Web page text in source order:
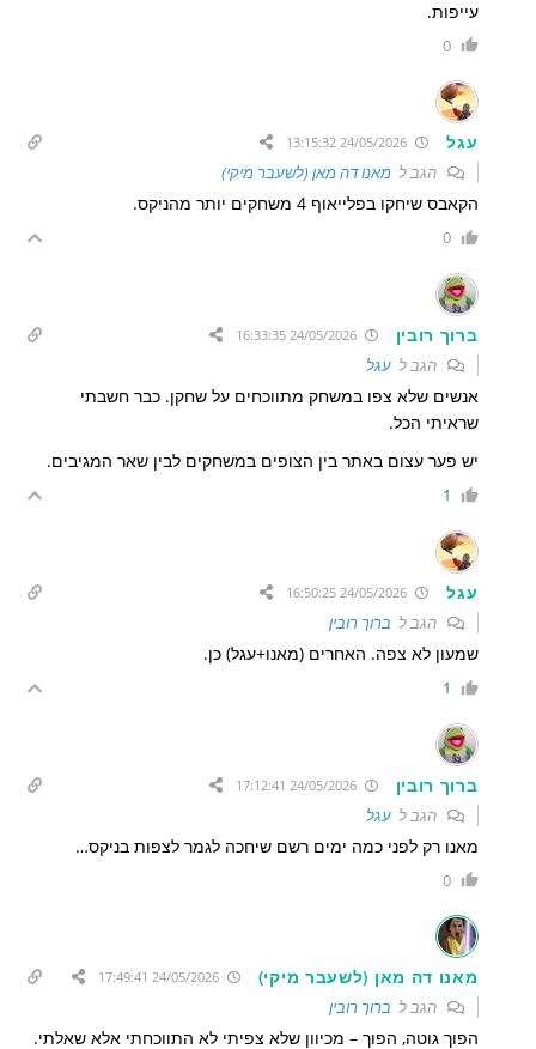
עייפות.
0
עגל
הגב למאנו דה מאן (לשעבר מיקי)
הקאבס שיחקו בפלייאוף 4 משחקים יותר מהניקס.
0
ברוך רובין 24/05/2026 16:33:35
הגב לעגל
אנשים שלא צפו במשחק מתווכחים על שחקן. כבר חשבתי
שראיתי הכל.
יש פער עצום באתר בין הצופים במשחקים לבין שאר המגיבים.
1
עגל
הגב ל ברוך רובין
שמעון לא צפה. האחרים (מאנו+עגל) כן.
1
ברוך רובין 24/05/2026 17:12:41
הגב לעגל
מאנו רק לפני כמה ימים רשם שיחכה לגמר לצפות בניקס…
0
מאנו דה מאן (לשעבר מיקי) 24/05/2026 17:49:41
הגב ל ברוך רובין
הפוך גוטה, הפוך – מכיוון שלא צפיתי לא התווכחתי אלא שאלתי.